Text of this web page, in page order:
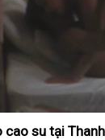
cao su tại